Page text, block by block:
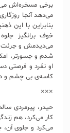
برخی مسخره‌اش
می‌دهد آنجا
بنابراین با این
خوف برانگیز
می‌دیدمش و جرئت
شدم و جسورتر،
او نمُرد و فرصتی
کاسه‌ی بی چشم و
×××
حیدر، پیرمردی
کار می‌کرد، هم
می‌کرد و جلوی